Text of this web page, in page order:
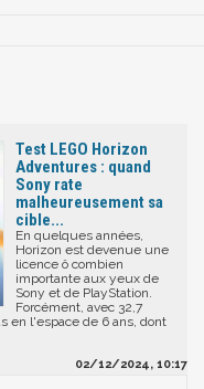
Test LEGO Horizon
Adventures : quand
Sony rate
malheureusement sa
cible...
En quelques années,
Horizon est devenue une
licence ô combien
importante aux yeux de
Sony et de PlayStation.
Forcément, avec 32,7
en l'espace de 6 ans, dont
02/12/2024, 10:17